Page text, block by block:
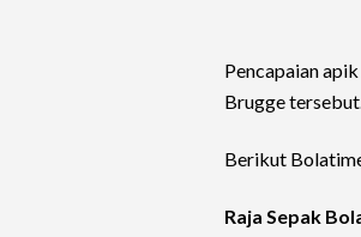
Pencapaian
Brugge
Berikut
Raja Sepak